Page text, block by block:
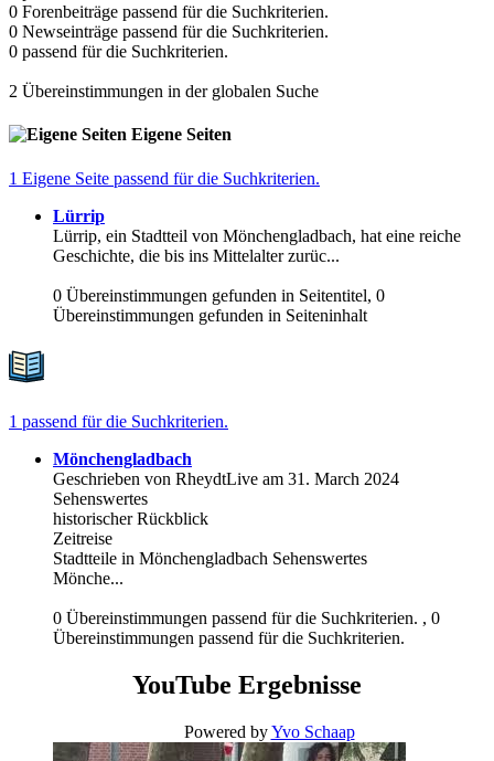
0 Forenbeiträge passend für die Suchkriterien.
0 Newseinträge passend für die Suchkriterien.
0 passend für die Suchkriterien.
2 Übereinstimmungen in der globalen Suche
Eigene Seiten
1 Eigene Seite passend für die Suchkriterien.
Lürrip
Lürrip, ein Stadtteil von Mönchengladbach, hat eine reiche
Geschichte, die bis ins Mittelalter zurüc...
0 Übereinstimmungen gefunden in Seitentitel, 0
Übereinstimmungen gefunden in Seiteninhalt
1 passend für die Suchkriterien.
Mönchengladbach
Geschrieben von RheydtLive am 31. March 2024
Sehenswertes
historischer Rückblick
Zeitreise
Stadtteile in Mönchengladbach Sehenswertes
Mönche...
0 Übereinstimmungen passend für die Suchkriterien. , 0
Übereinstimmungen passend für die Suchkriterien.
YouTube Ergebnisse
Powered byYvo Schaap